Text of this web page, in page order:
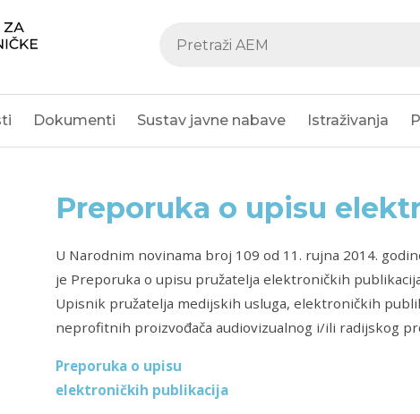
Dokumenti Sustav javne nabave Istraživanja
Preporuka o upisu
U Narodnim novinama broj 109 od 11. rujna 2014.
je Preporuka o upisu pružatelja elektroničkih
Upisnik pružatelja medijskih usluga, elektroničkih
neprofitnih proizvođača audiovizualnog i/ili radijskog
Preporuka o upisu
elektroničkih publikacija